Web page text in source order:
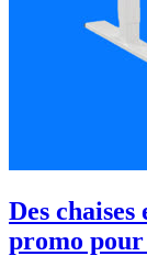
Des
promo